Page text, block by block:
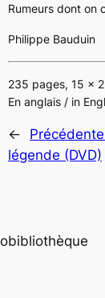
Rumeurs dont on
Philippe Bauduin
235 pages, 15 x
En anglais / in
←
légende (DVD)